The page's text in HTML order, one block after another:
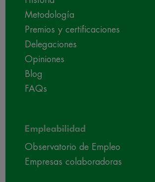
Metodología
Premios y certificaciones
Delegaciones
Opiniones
Blog
FAQs
Empleabilidad
Observatorio de Empleo
Empresas colaboradoras